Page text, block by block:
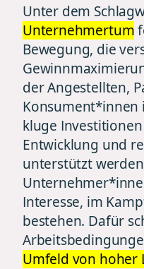
Unter dem
Unternehmertum
Bewegung, die
der Angestellten,
Konsument*innen
kluge
Entwicklung und
unterstützt
Interesse, im
bestehen. Dafür
Umfeld von hoher